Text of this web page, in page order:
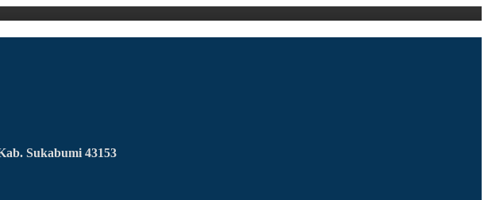
Sukabumi 43153